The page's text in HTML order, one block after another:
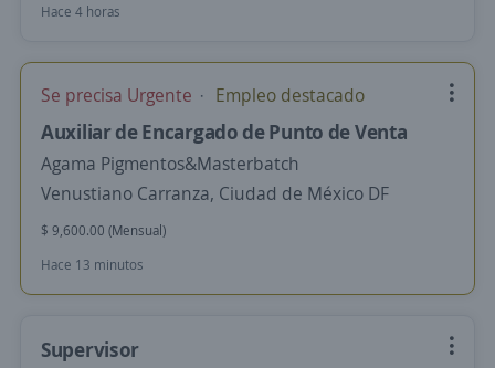
Hace 4 horas
Se precisa Urgente Empleo destacado
Auxiliar de Encargado de Punto de Venta
Agama Pigmentos&Masterbatch
Venustiano Carranza, Ciudad de México DF
$ 9,600.00 (Mensual)
Hace 13 minutos
Supervisor